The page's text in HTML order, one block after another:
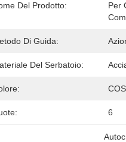
Del Prodotto:
Per
Di Guida:
Del Serbatoio:
6